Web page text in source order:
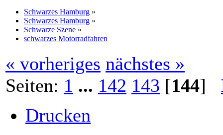
Schwarzes Hamburg »
Schwarzes Hamburg »
Schwarze Szene »
schwarzes Motorradfahren
« vorheriges nächstes »
Seiten: 1 ... 142 143 [144]
Drucken